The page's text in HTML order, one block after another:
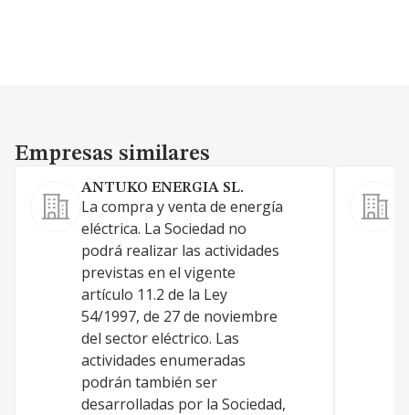
Empresas similares
Empresas similares
ANTUKO ENERGIA SL.
La compra y venta de energía
eléctrica. La Sociedad no
podrá realizar las actividades
previstas en el vigente
artículo 11.2 de la Ley
54/1997, de 27 de noviembre
del sector eléctrico. Las
actividades enumeradas
podrán también ser
desarrolladas por la Sociedad,